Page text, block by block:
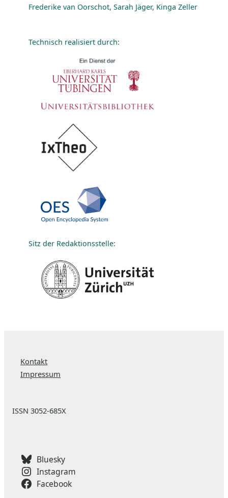
Frederike van Oorschot, Sarah Jäger, Kinga Zeller
Technisch realisiert durch:
Sitz der Redaktionsstelle:
Kontakt
Impressum
ISSN 3052-685X
Bluesky
Instagram
Facebook